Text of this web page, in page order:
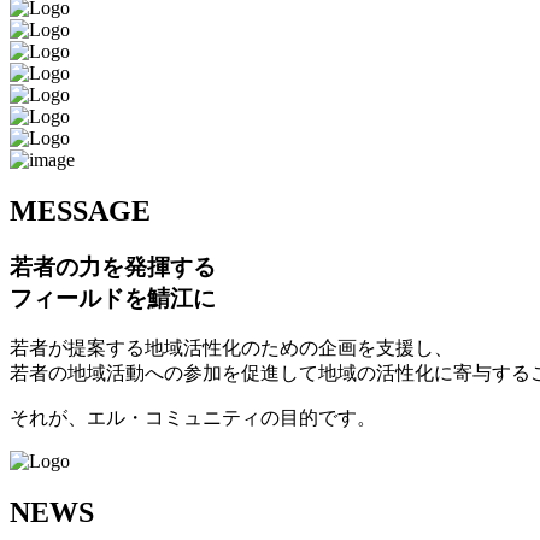
MESSAGE
若者の力を発揮する
フィールドを鯖江に
若者が提案する地域活性化のための企画を支援し、
若者の地域活動への参加を促進して地域の活性化に寄与する
それが、エル・コミュニティの目的です。
NEWS